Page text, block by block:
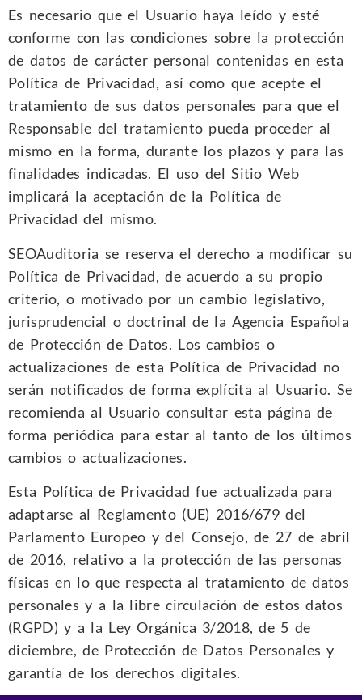
Es necesario que el Usuario haya leído y esté
conforme con las condiciones sobre la protección
de datos de carácter personal contenidas en esta
Política de Privacidad, así como que acepte el
tratamiento de sus datos personales para que el
Responsable del tratamiento pueda proceder al
mismo en la forma, durante los plazos y para las
finalidades indicadas. El uso del Sitio Web
implicará la aceptación de la Política de
Privacidad del mismo.
SEOAuditoria se reserva el derecho a modificar su
Política de Privacidad, de acuerdo a su propio
criterio, o motivado por un cambio legislativo,
jurisprudencial o doctrinal de la Agencia Española
de Protección de Datos. Los cambios o
actualizaciones de esta Política de Privacidad no
serán notificados de forma explícita al Usuario. Se
recomienda al Usuario consultar esta página de
forma periódica para estar al tanto de los últimos
cambios o actualizaciones.
Esta Política de Privacidad fue actualizada para
adaptarse al Reglamento (UE) 2016/679 del
Parlamento Europeo y del Consejo, de 27 de abril
de 2016, relativo a la protección de las personas
físicas en lo que respecta al tratamiento de datos
personales y a la libre circulación de estos datos
(RGPD) y a la Ley Orgánica 3/2018, de 5 de
diciembre, de Protección de Datos Personales y
garantía de los derechos digitales.